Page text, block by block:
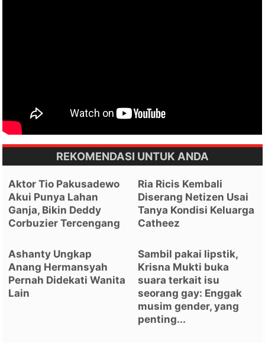
REKOMENDASI UNTUK ANDA
Aktor Tio Pakusadewo
Akui Punya Lahan
Ganja, Bikin Deddy
Corbuzier Tercengang
Ria Ricis Kembali
Diserang Netizen Usai
Tanya Kondisi Keluarga
Catheez
Ashanty Ungkap
Anang Hermansyah
Pernah Didekati Wanita
Lain
Sambil pakai lipstik,
Krisna Mukti buka
suara terkait isu
seorang gay: Enggak
musim gender, yang
penting...